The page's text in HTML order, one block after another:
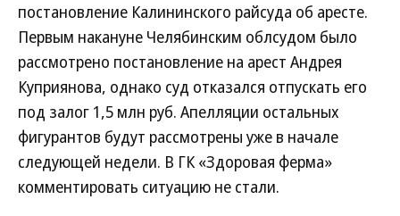
постановление Калининского райсуда об аресте.
Первым накануне Челябинским облсудом было
рассмотрено постановление на арест Андрея
Куприянова, однако суд отказался отпускать его
под залог 1,5 млн руб. Апелляции остальных
фигурантов будут рассмотрены уже в начале
следующей недели. В ГК «Здоровая ферма»
комментировать ситуацию не стали.